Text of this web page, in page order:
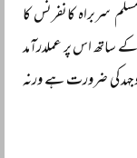
سربراہ کانفرنس کا
ساتھ اس پر عملدرآمد
کی ضرورت ہے ورنہ